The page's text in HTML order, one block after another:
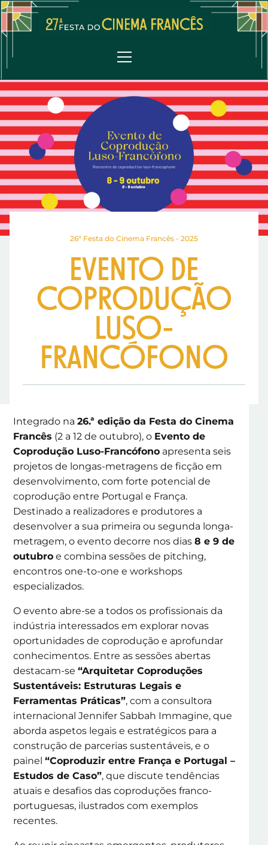
Saltar
para
o
principal
Alternar
navegação
principal
26ª Festa do Cinema Francês - 2025
EVENTO DE
COPRODUÇÃO
LUSO-
FRANCÓFONO
Integrado na26.ª edição da Festa do Cinema
Francês (2 a 12 de outubro), o Evento de
Coprodução Luso-Francófono apresenta seis
projetos de longas-metragens de ficção em
desenvolvimento, com forte potencial de
coprodução entre Portugal e França.
Destinado a realizadores e produtores a
desenvolver a sua primeira ou segunda longa-
metragem, o evento decorre nos dias8 e 9 de
outubro e combina sessões de pitching,
encontros one-to-one e workshops
especializados.
O evento abre-se a todos os profissionais da
indústria interessados em explorar novas
oportunidades de coprodução e aprofundar
conhecimentos. Entre as sessões abertas
destacam-se“Arquitetar Coproduções
Sustentáveis: Estruturas Legais e
Ferramentas Práticas”, com a consultora
internacional Jennifer Sabbah Immagine, que
aborda aspetos legais e estratégicos para a
construção de parcerias sustentáveis, e o
painel“Coproduzir entre França e Portugal –
Estudos de Caso”, que discute tendências
atuais e desafios das coproduções franco-
portuguesas, ilustrados com exemplos
recentes.